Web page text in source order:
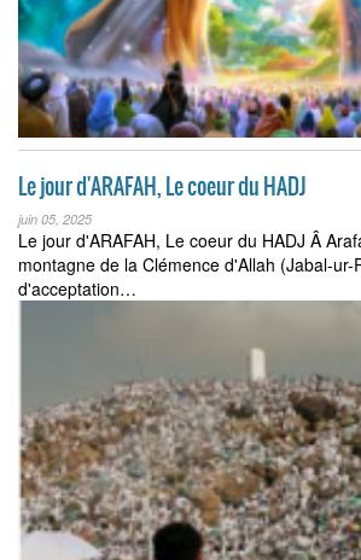
Le jour d'ARAFAH, Le coeur du HADJ
juin 05, 2025
Le jour d'ARAFAH, Le coeur du HADJ Â
montagne de la Clémence d'Allah (Jabal-ur-
d'acceptation…